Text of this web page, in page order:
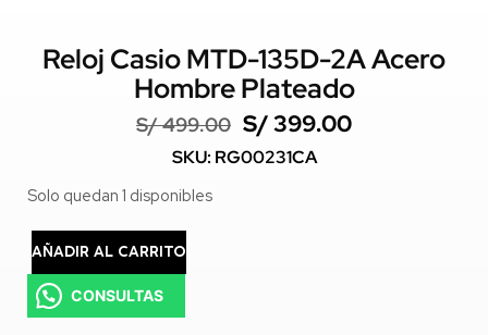
Reloj Casio MTD-135D-2A Acero
Hombre Plateado
S/499.00 S/399.00
SKU: RG00231CA
Solo quedan 1 disponibles
AÑADIR AL CARRITO
CONSULTAS